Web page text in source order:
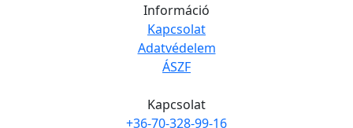
Információ
Kapcsolat
Adatvédelem
ÁSZF
Kapcsolat
+36-70-328-99-16